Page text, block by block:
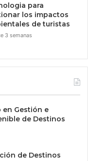
para
los impactos
de turistas
3 semanas
en Gestión e
de Destinos
de Destinos